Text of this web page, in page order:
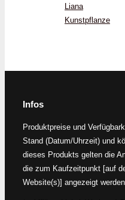
Liana
Kunstpflanze
Infos
Produktpreise und
Stand (Datum/Uhrzeit) und
dieses Produkts gelten die
die zum Kaufzeitpunkt [auf
Website(s)] angezeigt